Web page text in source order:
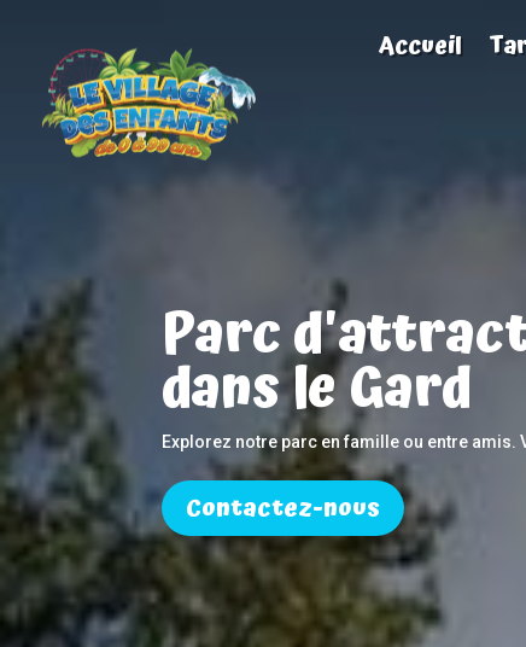
Accueil
Parc
dans le Gard
Explorez notre parc en famille ou entre
Contactez-nous